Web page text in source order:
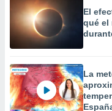
El
qué el
La